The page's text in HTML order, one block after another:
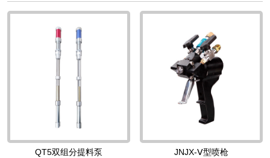
QT5双组分提料泵 JNJX-Ⅴ型喷枪